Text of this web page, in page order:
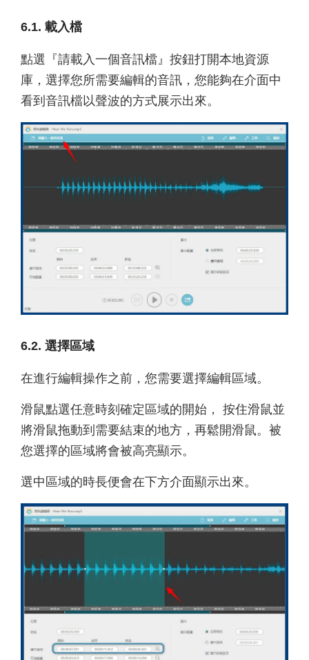
6.1. 載入檔
點選『請載入一個音訊檔』按鈕打開本地資源
庫，選擇您所需要編輯的音訊，您能夠在介面中
看到音訊檔以聲波的方式展示出來。
6.2. 選擇區域
在進行編輯操作之前，您需要選擇編輯區域。
滑鼠點選任意時刻確定區域的開始， 按住滑鼠並
將滑鼠拖動到需要結束的地方，再鬆開滑鼠。被
您選擇的區域將會被高亮顯示。
選中區域的時長便會在下方介面顯示出來。